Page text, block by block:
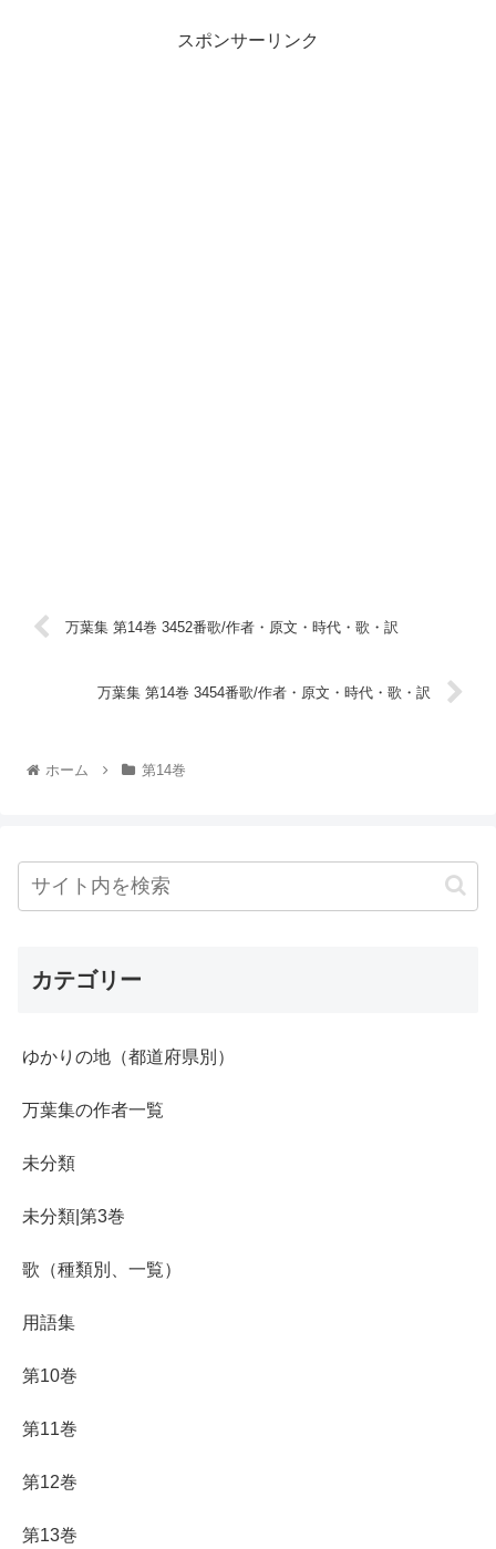
スポンサーリンク
万葉集 第14巻 3452番歌/作者・原文・時代・歌・訳
万葉集 第14巻 3454番歌/作者・原文・時代・歌・訳
ホーム 第14巻
カテゴリー
ゆかりの地（都道府県別）
万葉集の作者一覧
未分類
未分類|第3巻
歌（種類別、一覧）
用語集
第10巻
第11巻
第12巻
第13巻